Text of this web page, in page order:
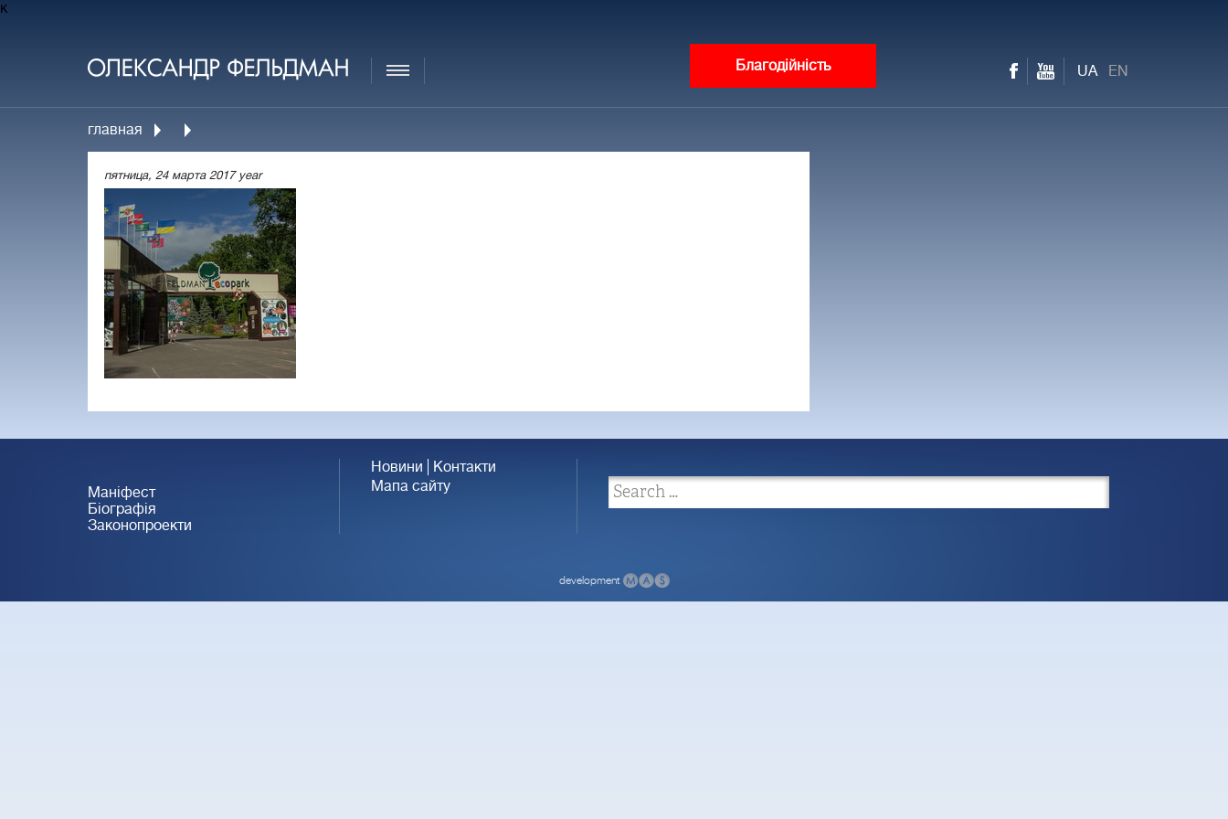
к
Благодійність UA EN
главная
пятница, 24 марта 2017 year
Маніфест
Біографія
Законопроекти
Новини
Контакти
Мапа сайту
development